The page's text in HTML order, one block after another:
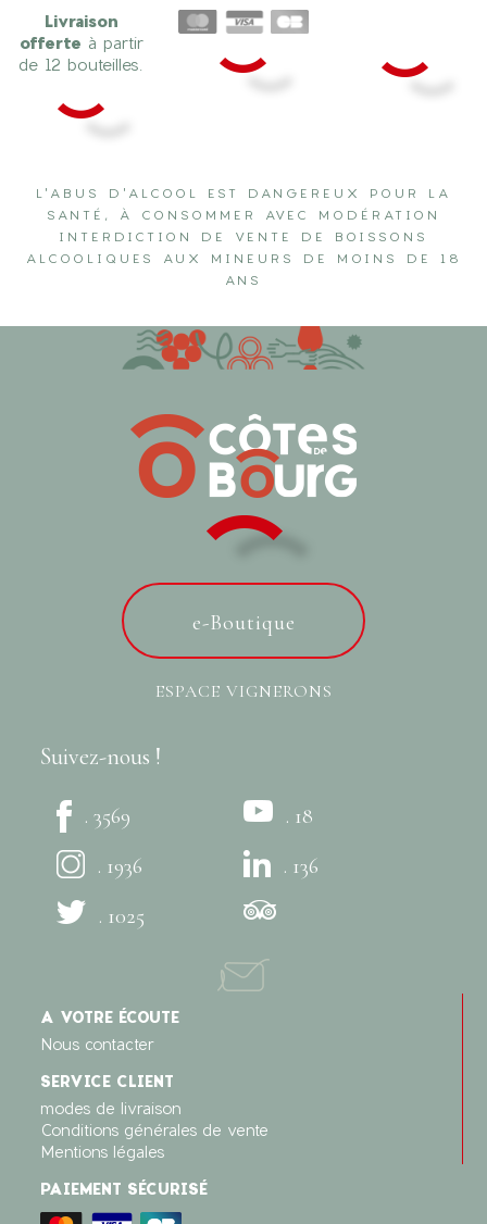
Livraison
offerte à partir
de 12 bouteilles.
L'ABUS D'ALCOOL EST DANGEREUX POUR LA
SANTÉ, À CONSOMMER AVEC MODÉRATION
INTERDICTION DE VENTE DE BOISSONS
ALCOOLIQUES AUX MINEURS DE MOINS DE 18
ANS
e-Boutique
ESPACE VIGNERONS
Suivez-nous !
. 3569
. 1936
. 1025
. 18
. 136
A VOTRE ÉCOUTE
Nous contacter
SERVICE CLIENT
modes de livraison
Conditions générales de vente
Mentions légales
PAIEMENT SÉCURISÉ